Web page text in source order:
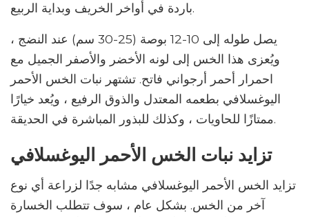
باردة في أواخر الخريف وبداية الربيع.
يصل طوله إلى 10-12 بوصة (25-30 سم) عند النضج ،
ويُعزى هذا الخس إلى لونه الأخضر والأصفر الجميل مع
احمرار أحمر أرجواني فاتح. تشتهر نبات الخس الأحمر
اليوغسلافي بطعمه المعتدل والذوق الرفيع ، ويُعد خيارًا
ممتازًا للحاويات ، وكذلك للبذور المباشرة في الحديقة.
تزايد نبات الخس الأحمر اليوغسلافي
تزايد الخس الأحمر اليوغسلافي مشابه جدًا لزراعة أي نوع
آخر من الخس. بشكل عام ، سوف تتطلب الخسارة